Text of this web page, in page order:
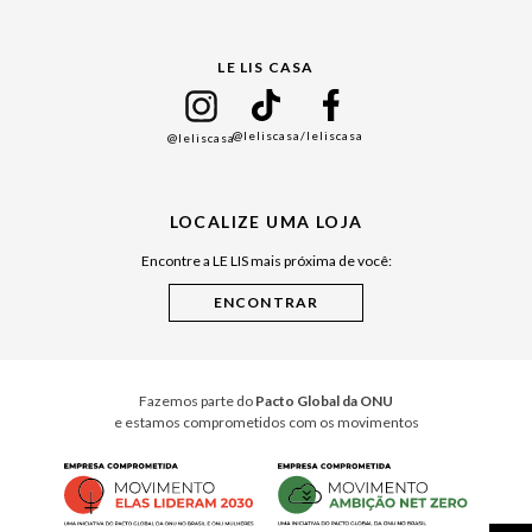
Cuidados Casa
LE LIS CASA
@leliscasa@leliscasa/leliscasa
LOCALIZE UMA LOJA
Encontre a LE LIS mais próxima de você:
Fazemos parte do Pacto Global da ONU
e estamos comprometidos com os movimentos